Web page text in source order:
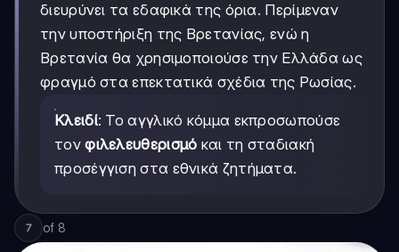
διευρύνει τα εδαφικά της όρια. Περίμεναν
την υποστήριξη της Βρετανίας, ενώ η
Βρετανία θα χρησιμοποιούσε την Ελλάδα ως
φραγμό στα επεκτατικά σχέδια της Ρωσίας.
Κλειδί: Το αγγλικό κόμμα εκπροσωπούσε
τονφιλελευθερισμό και τη σταδιακή
προσέγγιση στα εθνικά ζητήματα.
7 of 8